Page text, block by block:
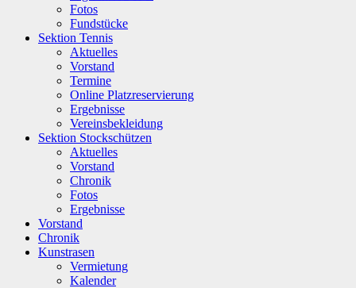
Fotos
Fundstücke
Sektion Tennis
Aktuelles
Vorstand
Termine
Online Platzreservierung
Ergebnisse
Vereinsbekleidung
Sektion Stockschützen
Aktuelles
Vorstand
Chronik
Fotos
Ergebnisse
Vorstand
Chronik
Kunstrasen
Vermietung
Kalender